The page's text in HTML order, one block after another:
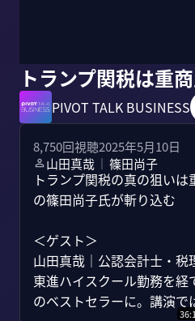
トランプ関税は重
PIVOT TALK BUSINESS
8,750回視聴2025年5月10日
山田真哉 ｜ 篠田尚子
トランプ関税の真の狙い
の篠田尚子氏が斬り込む
＜ゲスト＞
山田真哉｜公認会計士・税
東進ハイスクール勤務を
のベストセラーに。講演で